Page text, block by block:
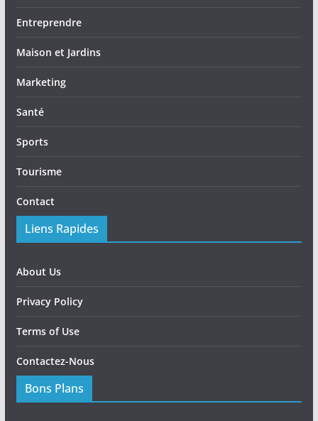
Entreprendre
Maison et Jardins
Marketing
Santé
Sports
Tourisme
Contact
Liens Rapides
About Us
Privacy Policy
Terms of Use
Contactez-Nous
Bons Plans